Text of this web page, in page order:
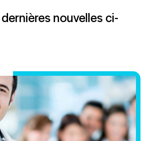
nouvelles ci-